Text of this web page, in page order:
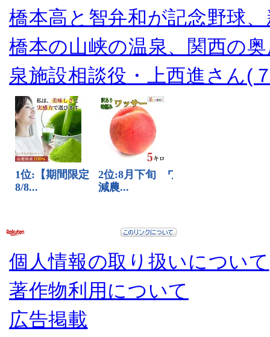
橋本高と智弁和が記念野球
橋本の山峡の温泉、関西の
泉施設相談役・上西進さん(
個人情報の取り扱いについて
著作物利用について
広告掲載